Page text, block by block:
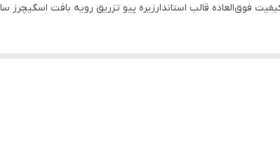
قالب استاندارزیره پیو تزریق رویه بافت اسگیچرز